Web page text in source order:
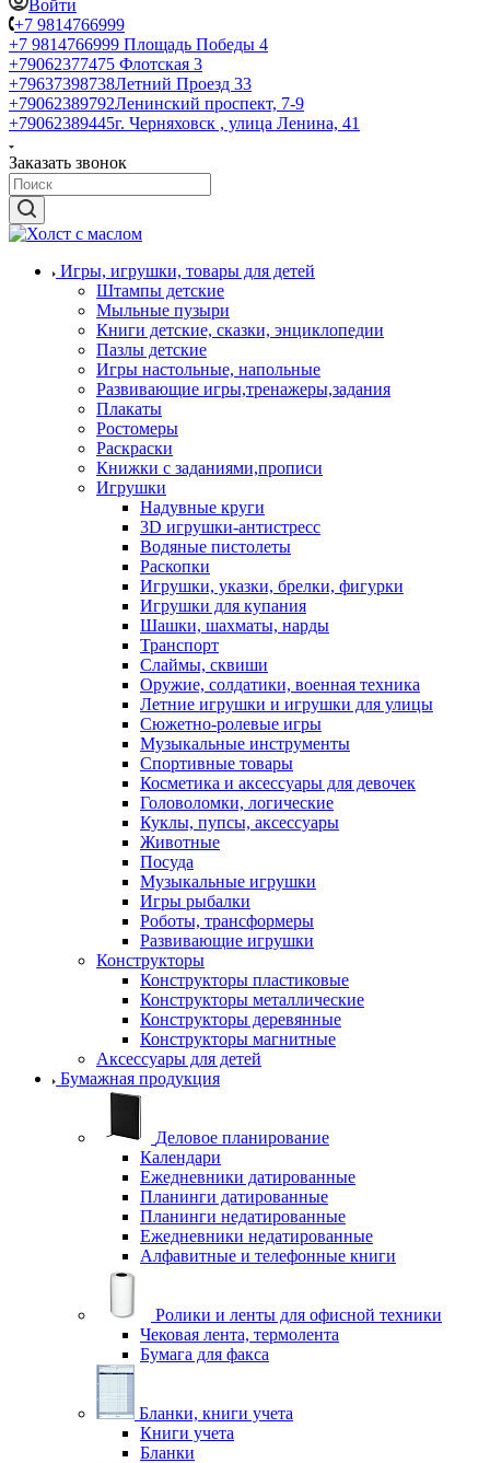
Войти
+7 9814766999
+7 9814766999 Площадь Победы 4
+79062377475 Флотская 3
+79637398738Летний Проезд 33
+79062389792Ленинский проспект, 7-9
+79062389445г. Черняховск , улица Ленина, 41
Заказать звонок
Игры, игрушки, товары для детей
Штампы детские
Мыльные пузыри
Книги детские, сказки, энциклопедии
Пазлы детские
Игры настольные, напольные
Развивающие игры,тренажеры,задания
Плакаты
Ростомеры
Раскраски
Книжки с заданиями,прописи
Игрушки
Надувные круги
3D игрушки-антистресс
Водяные пистолеты
Раскопки
Игрушки, указки, брелки, фигурки
Игрушки для купания
Шашки, шахматы, нарды
Транспорт
Слаймы, сквиши
Оружие, солдатики, военная техника
Летние игрушки и игрушки для улицы
Сюжетно-ролевые игры
Музыкальные инструменты
Спортивные товары
Косметика и аксессуары для девочек
Головоломки, логические
Куклы, пупсы, аксессуары
Животные
Посуда
Музыкальные игрушки
Игры рыбалки
Роботы, трансформеры
Развивающие игрушки
Конструкторы
Конструкторы пластиковые
Конструкторы металлические
Конструкторы деревянные
Конструкторы магнитные
Аксессуары для детей
Бумажная продукция
Деловое планирование
Календари
Ежедневники датированные
Планинги датированные
Планинги недатированные
Ежедневники недатированные
Алфавитные и телефонные книги
Ролики и ленты для офисной техники
Чековая лента, термолента
Бумага для факса
Бланки, книги учета
Книги учета
Бланки